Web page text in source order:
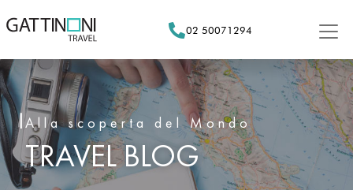
to
02 50071294
Alla scoperta del Mondo
TRAVEL BLOG